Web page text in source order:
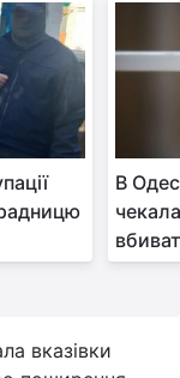
В
вказівки